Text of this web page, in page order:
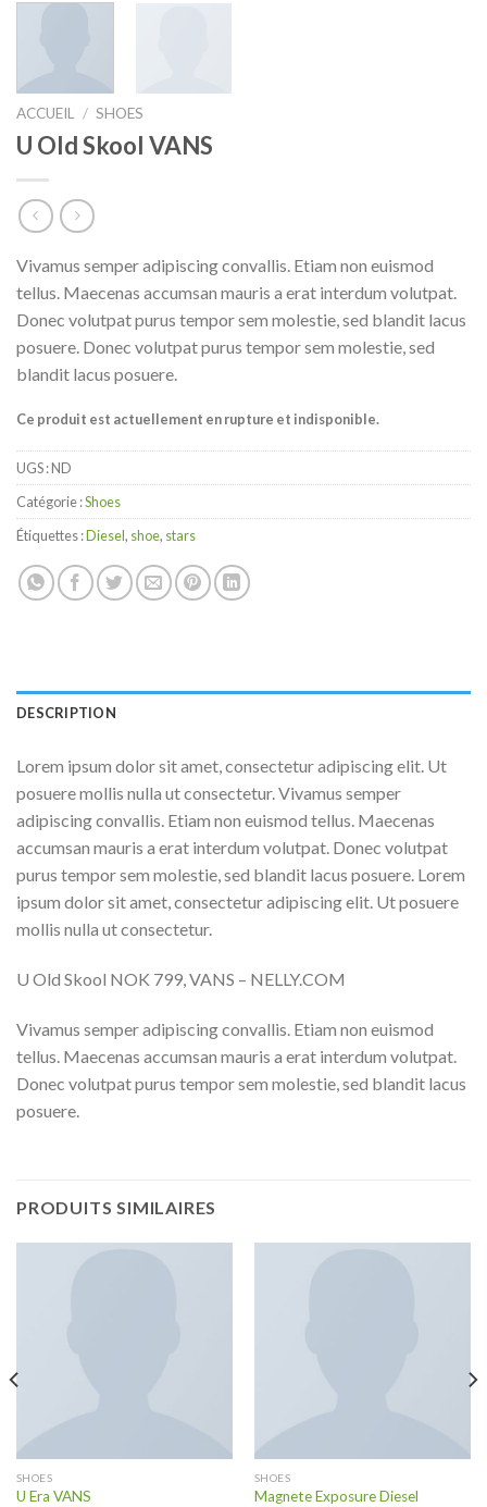
ACCUEIL / SHOES
U Old Skool VANS
Vivamus semper adipiscing convallis. Etiam non euismod
tellus. Maecenas accumsan mauris a erat interdum volutpat.
Donec volutpat purus tempor sem molestie, sed blandit lacus
posuere. Donec volutpat purus tempor sem molestie, sed
blandit lacus posuere.
Ce produit est actuellement en rupture et indisponible.
UGS :ND
Catégorie :Shoes
Étiquettes :Diesel, shoe, stars
DESCRIPTION
Lorem ipsum dolor sit amet, consectetur adipiscing elit. Ut
posuere mollis nulla ut consectetur. Vivamus semper
adipiscing convallis. Etiam non euismod tellus. Maecenas
accumsan mauris a erat interdum volutpat. Donec volutpat
purus tempor sem molestie, sed blandit lacus posuere. Lorem
ipsum dolor sit amet, consectetur adipiscing elit. Ut posuere
mollis nulla ut consectetur.
U Old Skool NOK 799, VANS – NELLY.COM
Vivamus semper adipiscing convallis. Etiam non euismod
tellus. Maecenas accumsan mauris a erat interdum volutpat.
Donec volutpat purus tempor sem molestie, sed blandit lacus
posuere.
PRODUITS SIMILAIRES
SHOES
U Era VANS
SHOES
Magnete Exposure Diesel